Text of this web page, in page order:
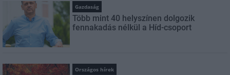
Gazdaság
Több mint 40 helyszínen dolgozik
fennakadás nélkül a Híd-csoport
Országos hírek